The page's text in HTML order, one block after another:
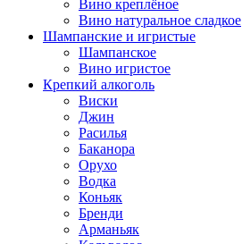
Вино креплёное
Вино натуральное сладкое
Шампанские и игристые
Шампанское
Вино игристое
Крепкий алкоголь
Виски
Джин
Расилья
Баканора
Орухо
Водка
Коньяк
Бренди
Арманьяк